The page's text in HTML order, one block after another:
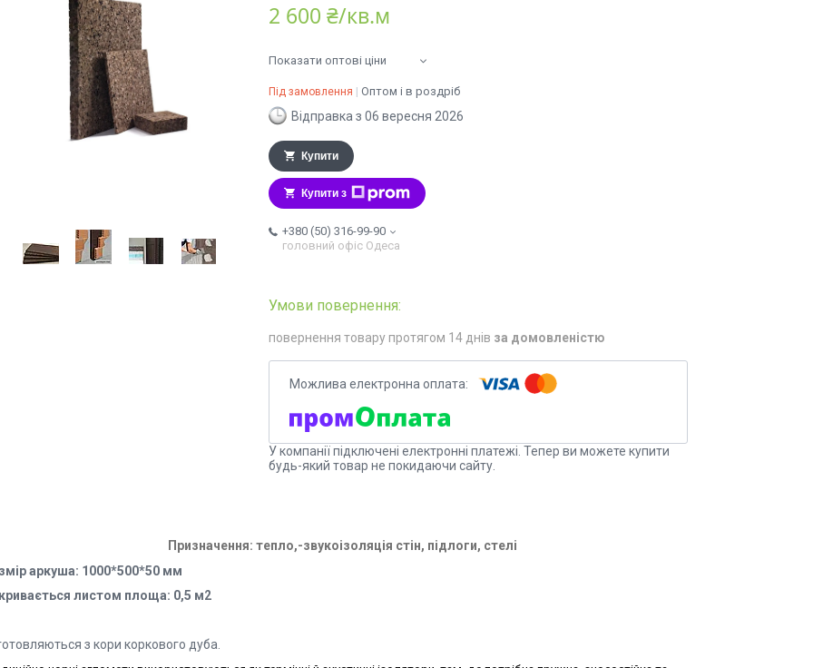
2 600 ₴/кв.м
Показати оптові ціни
Під замовлення Оптом і в роздріб
Відправка з 06 вересня 2026
Купити
Купити з
+380 (50) 316-99-90
головний офіс Одеса
повернення товару протягом 14 днів за домовленістю
У компанії підключені електронні платежі. Тепер ви можете купити
будь-який товар не покидаючи сайту.
Призначення: тепло,-звукоізоляція стін, підлоги, стелі
аркуша: 1000*500*50 мм
листом площа: 0,5 м2
з кори коркового дуба.